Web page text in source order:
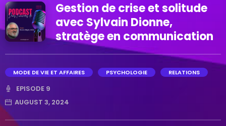
Gestion de crise et solitude
avec Sylvain Dionne,
stratège en communication
MODE DE VIE ET AFFAIRES PSYCHOLOGIE RELATIONS
EPISODE 9
AUGUST 3, 2024